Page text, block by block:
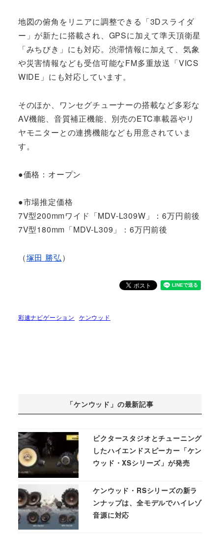
地図の俯角をリニアに調整できる「3Dスライダ
ー」が新たに搭載され、GPSに加えて準天頂衛星
「みちびき」にも対応。渋滞情報に加えて、気象
や災害情報なども受信可能なFM多重放送「VICS
WIDE」にも対応しています。
そのほか、ワンセグチューナーの搭載など多彩な
AV機能、音質補正機能、別売のETC車載器やリ
ヤモニターとの連携機能なども用意されていま
す。
●価格：オープン
●市場推定価格
7V型200mmワイド「MDV-L309W」：6万円前後
7V型180mm「MDV-L309」：6万円前後
（塚田 勝弘）
彩速ナビゲーション ケンウッド
「ケンウッド」の最新記事
ビクタースタジオとチューニング
したハイエンドスピーカー「ケン
ウッド・XSシリーズ」が発売
ケンウッド・RSシリーズの新ラ
ンナップは、全モデルでハイレゾ
音源に対応